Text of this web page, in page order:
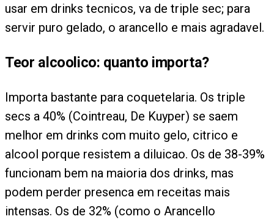
usar em drinks tecnicos, va de triple sec; para
servir puro gelado, o arancello e mais agradavel.
Teor alcoolico: quanto importa?
Importa bastante para coquetelaria. Os triple
secs a 40% (Cointreau, De Kuyper) se saem
melhor em drinks com muito gelo, citrico e
alcool porque resistem a diluicao. Os de 38-39%
funcionam bem na maioria dos drinks, mas
podem perder presenca em receitas mais
intensas. Os de 32% (como o Arancello